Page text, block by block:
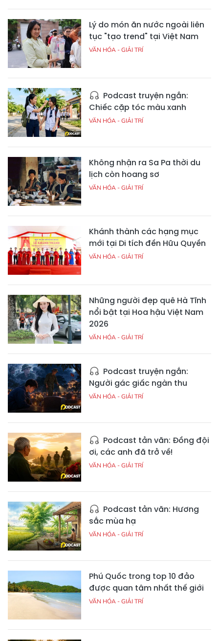
Lý do món ăn nước ngoài liên
tục "tạo trend" tại Việt Nam
VĂN HÓA - GIẢI TRÍ
Podcast truyện ngắn:
Chiếc cặp tóc màu xanh
VĂN HÓA - GIẢI TRÍ
Không nhận ra Sa Pa thời du
lịch còn hoang sơ
VĂN HÓA - GIẢI TRÍ
Khánh thành các hạng mục
mới tại Di tích đền Hữu Quyền
VĂN HÓA - GIẢI TRÍ
Những người đẹp quê Hà Tĩnh
nổi bật tại Hoa hậu Việt Nam
2026
VĂN HÓA - GIẢI TRÍ
Podcast truyện ngắn:
Người gác giấc ngàn thu
VĂN HÓA - GIẢI TRÍ
Podcast tản văn: Đồng đội
ơi, các anh đã trở về!
VĂN HÓA - GIẢI TRÍ
Podcast tản văn: Hương
sắc mùa hạ
VĂN HÓA - GIẢI TRÍ
Phú Quốc trong top 10 đảo
được quan tâm nhất thế giới
VĂN HÓA - GIẢI TRÍ